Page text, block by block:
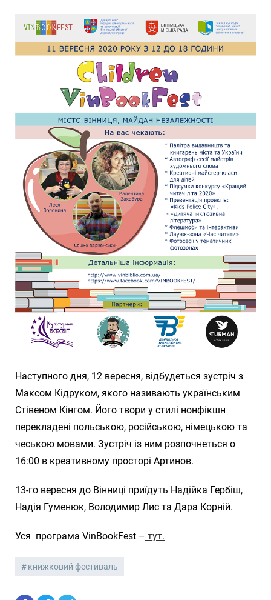
Наступного дня, 12 вересня, відбудеться зустріч з
Максом Кідруком, якого називають українським
Стівеном Кінгом. Його твори у стилі нонфікшн
перекладені польською, російською, німецькою та
чеською мовами. Зустріч із ним розпочнеться о
16:00 в креативному просторі Артинов.
13-го вересня до Вінниці приїдуть Надійка Гербіш,
Надія Гуменюк, Володимир Лис та Дара Корній.
Уся програма VinBookFest – тут.
книжковий фестиваль